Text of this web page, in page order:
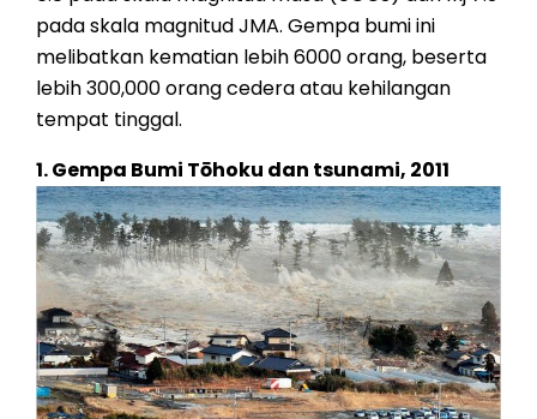
pada skala magnitud JMA. Gempa bumi ini
melibatkan kematian lebih 6000 orang, beserta
lebih 300,000 orang cedera atau kehilangan
tempat tinggal.
1. Gempa Bumi Tōhoku dan tsunami, 2011